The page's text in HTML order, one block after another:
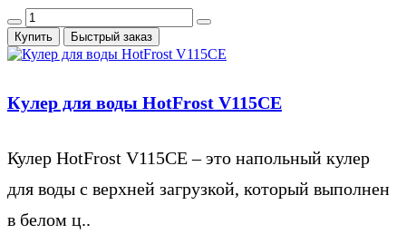
Купить Быстрый заказ
Кулер для воды HotFrost V115CE
Кулер HotFrost V115CE – это напольный кулер
для воды с верхней загрузкой, который выполнен
в белом ц..